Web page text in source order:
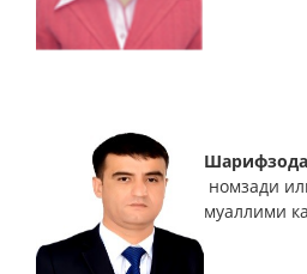
номзади
муаллими